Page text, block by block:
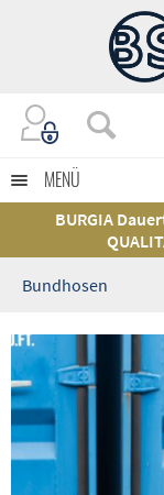
MENÜ
BURGIA
Bundhosen